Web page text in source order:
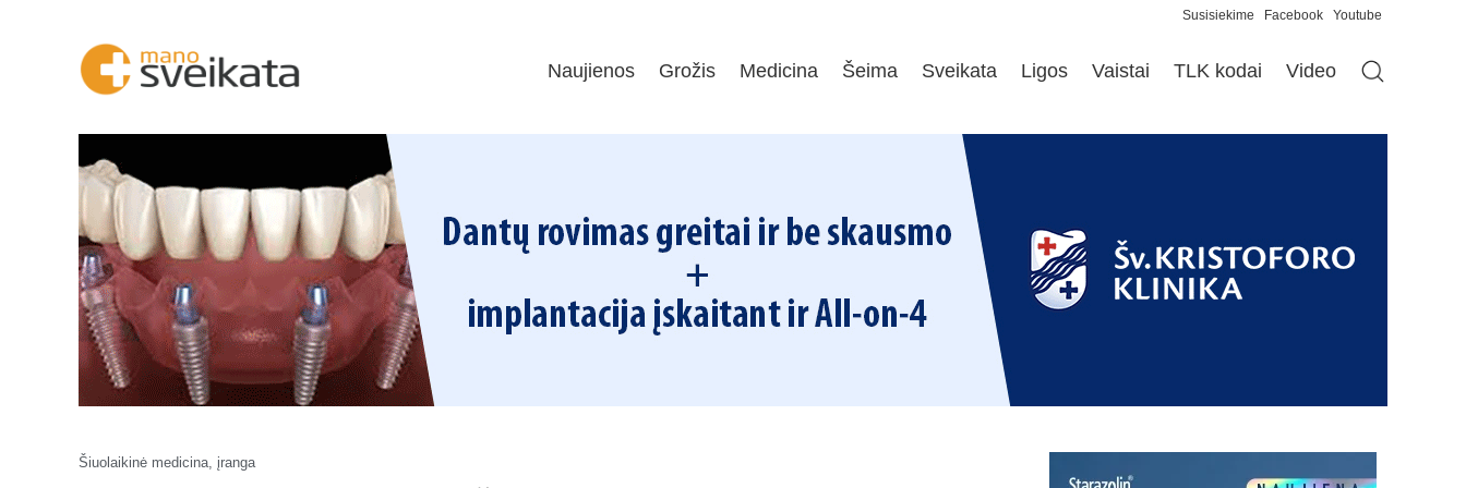
Susisiekime Facebook Youtube
Naujienos Grožis Medicina Šeima Sveikata Ligos Vaistai TLK kodai Video
Šiuolaikinė medicina, įranga